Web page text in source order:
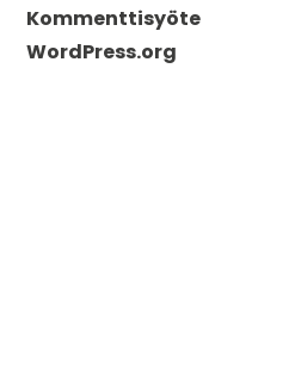
Kommenttisyöte
WordPress.org